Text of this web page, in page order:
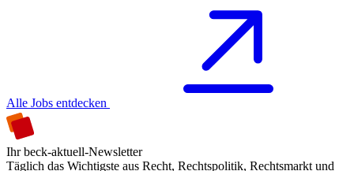
Alle Jobs entdecken
Ihr beck-aktuell-Newsletter
Täglich das Wichtigste aus Recht, Rechtspolitik, Rechtsmarkt und